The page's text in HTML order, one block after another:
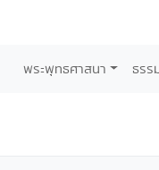
พระพุทธศาสนา ธรร